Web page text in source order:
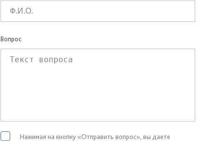
Вопрос
Нажимая на кнопку «Отправить вопрос», вы даете